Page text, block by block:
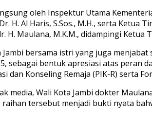
oleh Inspektur Utama
H. Al Haris, S.Sos., M.H., serta Ketua
Maulana, M.K.M., didampingi Ketua
bersama istri yang juga
sebagai bentuk apresiasi atas
Konseling Remaja (PIK-R) serta
media, Wali Kota Jambi dokter
tersebut menjadi bukti nyata